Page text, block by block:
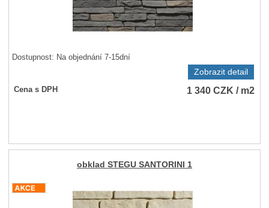
Dostupnost: Na objednání 7-15dní
Zobrazit detail
Cena s DPH 1 340CZK / m2
obklad STEGU SANTORINI 1